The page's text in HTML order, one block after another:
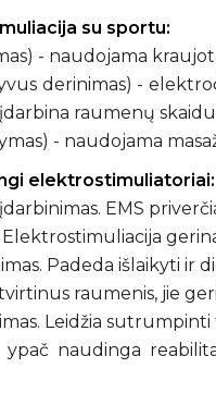
su sportu:
- naudojama
derinimas) -
raumenų
- naudojama
elektrostimuliatoriai:
EMS
Elektrostimuliacija
Padeda išlaikyti ir
raumenis, jie
Leidžia
ypač naudinga